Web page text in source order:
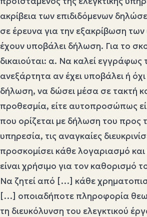
ακρίβεια των επιδιδόμενων
σε έρευνα για την εξακρίβωση
έχουν υποβάλει δήλωση. Για το
δικαιούται: α. Να καλεί εγγράφως
ανεξάρτητα αν έχει υποβάλει ή
δήλωση, να δώσει μέσα σε τακτή
προθεσμία, είτε αυτοπροσώπως
που ορίζεται με δήλωση του προς
υπηρεσία, τις αναγκαίες
προσκομίσει κάθε λογαριασμό
είναι χρήσιμο για τον καθορισμό
Να ζητεί από […] κάθε
[…] οποιαδήποτε πληροφορία
τη διευκόλυνση του ελεγκτικού